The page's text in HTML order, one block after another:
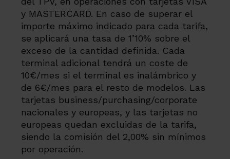
y MASTERCARD. En caso de superar el
importe máximo indicado para cada tarifa,
se aplicará una tasa de 1’10% sobre el
exceso de la cantidad definida. Cada
terminal adicional tendrá un coste de
10€/mes si el terminal es inalámbrico y
de 6€/mes para el resto de modelos. Las
tarjetas business/purchasing/corporate
nacionales y europeas, y las tarjetas no
europeas quedan excluidas de la tarifa,
siendo la comisión del 2,00% sin mínimos
por operación.